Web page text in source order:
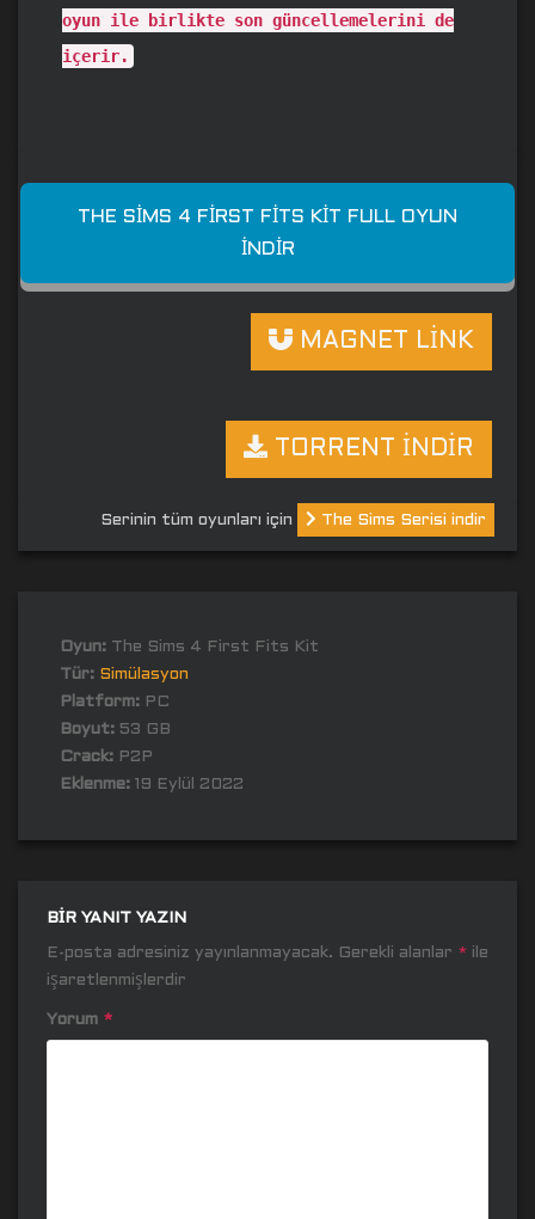
oyun ile birlikte son güncellemelerini de
içerir.
THE SIMS 4 FIRST FITS KIT FULL OYUN
İNDIR
MAGNET LİNK
TORRENT İNDİR
Serinin tüm oyunları için The Sims Serisi indir
Oyun: The Sims 4 First Fits Kit
Tür: Simülasyon
Platform: PC
Boyut: 53 GB
Crack: P2P
Eklenme: 19 Eylül 2022
BIR YANIT YAZIN
E-posta adresiniz yayınlanmayacak. Gerekli alanlar * ile
işaretlenmişlerdir
Yorum *